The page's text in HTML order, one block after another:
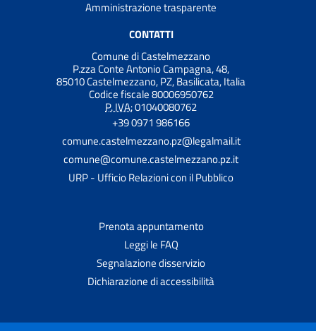
Amministrazione trasparente
CONTATTI
Comune di Castelmezzano
P.zza Conte Antonio Campagna, 48,
85010 Castelmezzano, PZ, Basilicata, Italia
Codice fiscale 80006950762
P. IVA:01040080762
+39 0971 986166
comune.castelmezzano.pz@legalmail.it
comune@comune.castelmezzano.pz.it
URP - Ufficio Relazioni con il Pubblico
Prenota appuntamento
Leggi le FAQ
Segnalazione disservizio
Dichiarazione di accessibilità